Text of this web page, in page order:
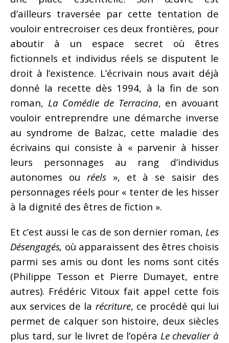
d’ailleurs traversée par cette tentation de
vouloir entrecroiser ces deux frontières, pour
aboutir à un espace secret où êtres
fictionnels et individus réels se disputent le
droit à l’existence. L’écrivain nous avait déjà
donné la recette dès 1994, à la fin de son
roman, La Comédie de Terracina, en avouant
vouloir entreprendre une démarche inverse
au syndrome de Balzac, cette maladie des
écrivains qui consiste à « parvenir à hisser
leurs personnages au rang d’individus
autonomes ou réels », et à se saisir des
personnages réels pour « tenter de les hisser
à la dignité des êtres de fiction ».
Et c’est aussi le cas de son dernier roman, Les
Désengagés, où apparaissent des êtres choisis
parmi ses amis ou dont les noms sont cités
(Philippe Tesson et Pierre Dumayet, entre
autres). Frédéric Vitoux fait appel cette fois
aux services de la récriture, ce procédé qui lui
permet de calquer son histoire, deux siècles
plus tard, sur le livret de l’opéra Le chevalier à